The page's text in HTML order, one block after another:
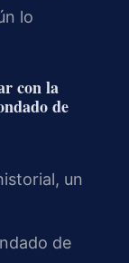
lo
con la
de
un
de